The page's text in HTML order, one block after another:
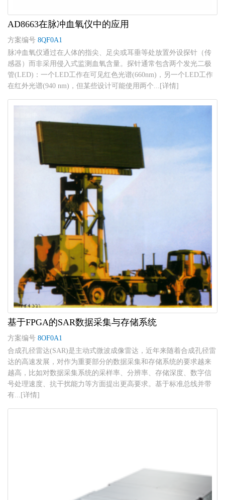
AD8663在脉冲血氧仪中的应用
方案编号 8QF0A1
脉冲血氧仪通过在人体的指尖、足尖或耳垂等处放置外设探针（传
感器）而非采用侵入式监测血氧含量。探针通常包含两个发光二极
管(LED)：一个LED工作在可见红色光谱(660nm)，另一个LED工作
在红外光谱(940 nm)，但某些设计可能使用两个...[详情]
基于FPGA的SAR数据采集与存储系统
方案编号 8OF0A1
合成孔径雷达(SAR)是主动式微波成像雷达，近年来随着合成孔径雷
达的高速发展，对作为重要部分的数据采集和存储系统的要求越来
越高，比如对数据采集系统的采样率、分辨率、存储深度、数字信
号处理速度、抗干扰能力等方面提出更高要求。基于标准总线并带
有...[详情]